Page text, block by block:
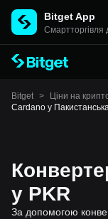
Bitget App
Cмартторгівля
Bitget > Ціни на
Cardano у
у PKR
За допомогою